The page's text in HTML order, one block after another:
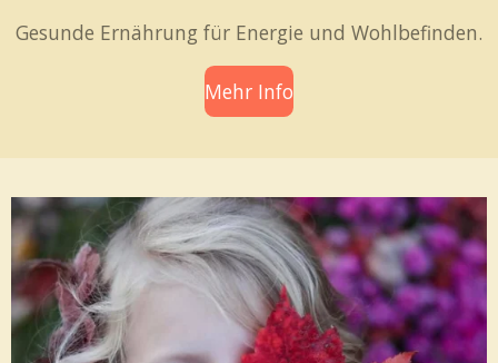
Gesunde Ernährung für Energie und Wohlbefinden.
Mehr Info